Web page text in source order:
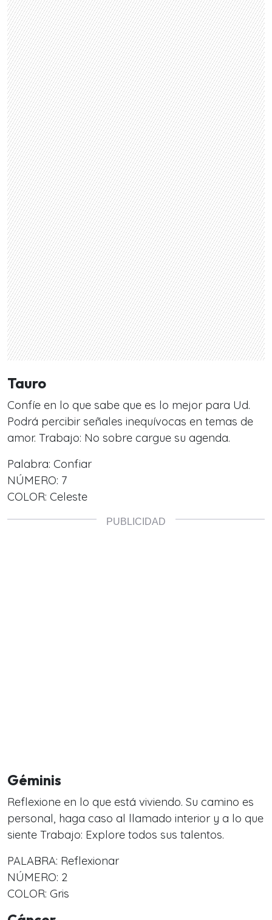
Tauro
Confíe en lo que sabe que es lo mejor para Ud.
Podrá percibir señales inequívocas en temas de
amor. Trabajo: No sobre cargue su agenda.
Palabra: Confiar
NÚMERO: 7
COLOR: Celeste
Géminis
Reflexione en lo que está viviendo. Su camino es
personal, haga caso al llamado interior y a lo que
siente Trabajo: Explore todos sus talentos.
PALABRA: Reflexionar
NÚMERO: 2
COLOR: Gris